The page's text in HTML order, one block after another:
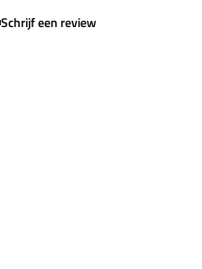
Schrijf een review